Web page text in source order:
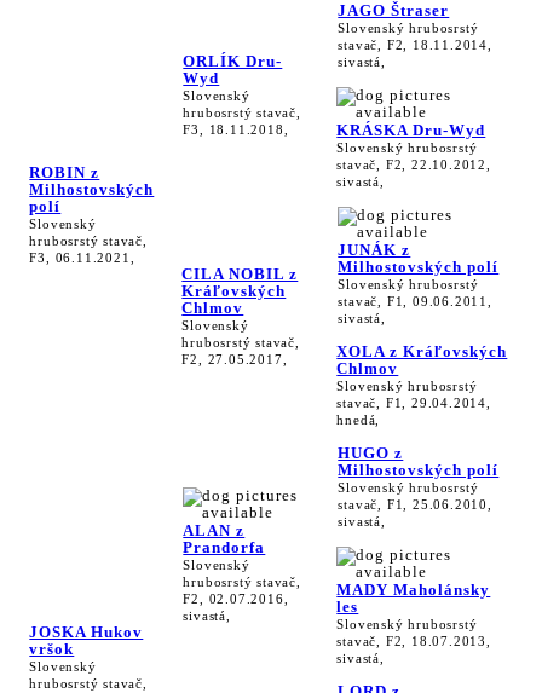
ROBIN z
Milhostovských
polí
Slovenský
hrubosrstý stavač,
F3, 06.11.2021,
ORLÍK Dru-
Wyd
Slovenský
hrubosrstý stavač,
F3, 18.11.2018,
JAGO Štraser
Slovenský hrubosrstý
stavač, F2, 18.11.2014,
sivastá,
KRÁSKA Dru-Wyd
Slovenský hrubosrstý
stavač, F2, 22.10.2012,
sivastá,
CILA NOBIL z
Kráľovských
Chlmov
Slovenský
hrubosrstý stavač,
F2, 27.05.2017,
JUNÁK z
Milhostovských polí
Slovenský hrubosrstý
stavač, F1, 09.06.2011,
sivastá,
XOLA z Kráľovských
Chlmov
Slovenský hrubosrstý
stavač, F1, 29.04.2014,
hnedá,
JOSKA Hukov
vršok
Slovenský
hrubosrstý stavač,
ALAN z
Prandorfa
Slovenský
hrubosrstý stavač,
F2, 02.07.2016,
sivastá,
HUGO z
Milhostovských polí
Slovenský hrubosrstý
stavač, F1, 25.06.2010,
sivastá,
MADY Maholánsky
les
Slovenský hrubosrstý
stavač, F2, 18.07.2013,
sivastá,